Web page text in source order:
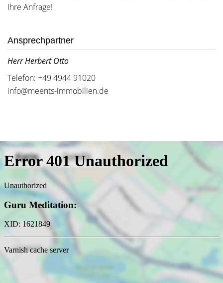
Ihre Anfrage!
Ansprechpartner
Herr Herbert Otto
Telefon: +49 4944 91020
info@meents-immobilien.de